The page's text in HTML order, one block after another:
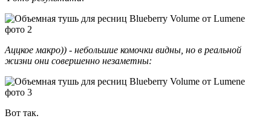
Аццкое макро)) - небольшие комочки видны, но в реальной
жизни они совершенно незаметны:
Вот так.